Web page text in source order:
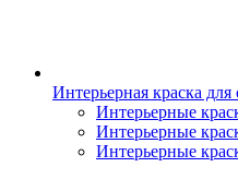
Интерьерная краска для
Интерьерные
Интерьерные
Интерьерные